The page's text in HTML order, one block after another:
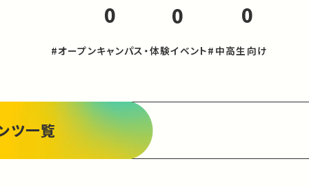
0 0 0
#オープンキャンパス・体験イベント#中高生向け
ツ一覧